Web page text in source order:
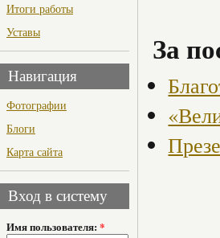
Итоги работы
Уставы
Навигация
Фотографии
Блоги
Карта сайта
Вход в систему
Имя пользователя: *
За